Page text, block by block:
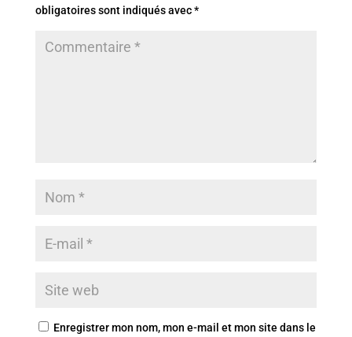
obligatoires sont indiqués avec*
Enregistrer mon nom, mon e-mail et mon site dans le